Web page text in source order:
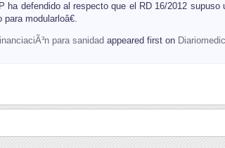
ha defendido al respecto que el RD 16/2012
modularloâ€.
para sanidad appeared first on